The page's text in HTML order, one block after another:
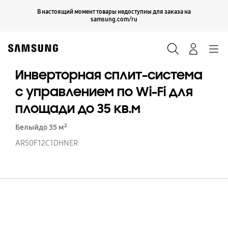
В настоящий момент товары недоступны для заказа на
samsung.com/ru
Продолжить
Инверторная сплит-система
с управлением по Wi-Fi для
площади до 35 кв.м
Белыйдо 35 м²
AR50F12C1DHNER